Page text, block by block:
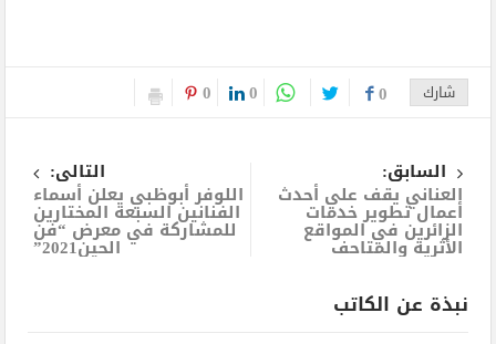
شارك 0
0
0
السابق:
العناني يقف علي أحدث
أعمال تطوير خدمات
الزائرين في المواقع
الأثرية والمتاحف
التالى:
اللوفر أبوظبي يعلن أسماء
الفنانين السبعة المختارين
للمشاركة في معرض “فن
الحين2021”
نبذة عن الكاتب